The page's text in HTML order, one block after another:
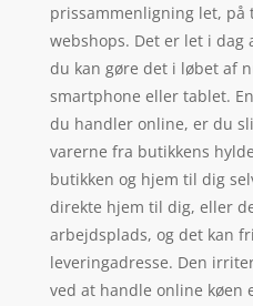
prissammenligning let, på
webshops. Det er let i dag
du kan gøre det i løbet af
smartphone eller tablet.
du handler online, er du
varerne fra butikkens
butikken og hjem til dig
direkte hjem til dig, eller
arbejdsplads, og det kan
leveringadresse. Den
ved at handle online køen